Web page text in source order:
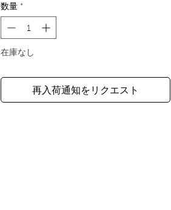
た、魅力的でユニークなジュエリーです。ラ
ベンダー パープルのビーズとパステル カラ
ーの組み合わせは、さまざまな服装を引き立
ドレスアップする場合でも、単に普段の装い
ネックレスは最適です。この美しいラベンダ
ー プリンセス ネックレスは、自分へのご褒
数量 *
在庫なし
再入荷通知をリクエスト